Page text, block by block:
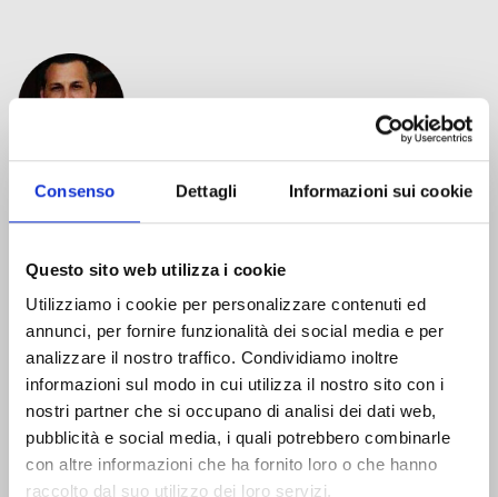
Consenso Dettagli Informazioni sui cookie
Questo sito web utilizza i cookie
Utilizziamo i cookie per personalizzare contenuti ed
annunci, per fornire funzionalità dei social media e per
analizzare il nostro traffico. Condividiamo inoltre
informazioni sul modo in cui utilizza il nostro sito con i
nostri partner che si occupano di analisi dei dati web,
pubblicità e social media, i quali potrebbero combinarle
con altre informazioni che ha fornito loro o che hanno
raccolto dal suo utilizzo dei loro servizi.
Matteo Mazzini,
Product Manager, FAR
Networks
Fabio Sambrotta, Sales, Yealink